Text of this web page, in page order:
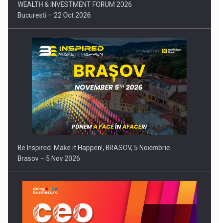
WEALTH & INVESTMENT FORUM 2026
Bucuresti – 22 Oct 2026
Be Inspired. Make it Happen!, BRASOV, 5 Noiembrie
Brasov – 5 Nov 2026